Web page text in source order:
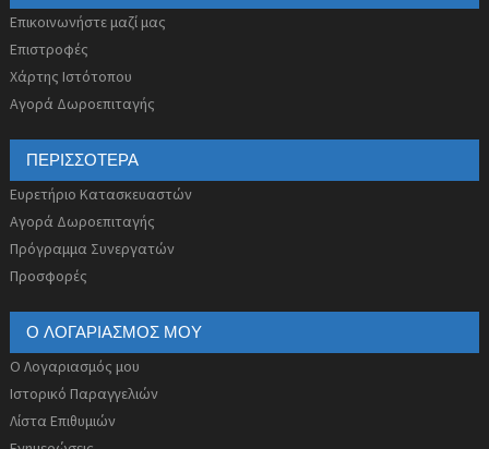
Επικοινωνήστε μαζί μας
Επιστροφές
Χάρτης Ιστότοπου
Αγορά Δωροεπιταγής
ΠΕΡΙΣΣΌΤΕΡΑ
Ευρετήριο Κατασκευαστών
Αγορά Δωροεπιταγής
Πρόγραμμα Συνεργατών
Προσφορές
Ο ΛΟΓΑΡΙΑΣΜΌΣ ΜΟΥ
Ο Λογαριασμός μου
Ιστορικό Παραγγελιών
Λίστα Επιθυμιών